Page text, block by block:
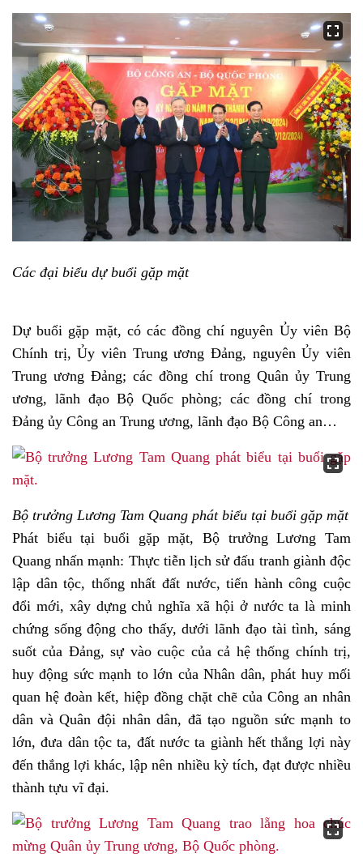
Các đại biểu dự buổi gặp mặt
Dự buổi gặp mặt, có các đồng chí nguyên Ủy viên Bộ
Chính trị, Ủy viên Trung ương Đảng, nguyên Ủy viên
Trung ương Đảng; các đồng chí trong Quân ủy Trung
ương, lãnh đạo Bộ Quốc phòng; các đồng chí trong
Đảng ủy Công an Trung ương, lãnh đạo Bộ Công an…
Bộ trưởng Lương Tam Quang phát biểu tại buổi gặp mặt
Phát biểu tại buổi gặp mặt, Bộ trưởng Lương Tam
Quang nhấn mạnh: Thực tiễn lịch sử đấu tranh giành độc
lập dân tộc, thống nhất đất nước, tiến hành công cuộc
đổi mới, xây dựng chủ nghĩa xã hội ở nước ta là minh
chứng sống động cho thấy, dưới lãnh đạo tài tình, sáng
suốt của Đảng, sự vào cuộc của cả hệ thống chính trị,
huy động sức mạnh to lớn của Nhân dân, phát huy mối
quan hệ đoàn kết, hiệp đồng chặt chẽ của Công an nhân
dân và Quân đội nhân dân, đã tạo nguồn sức mạnh to
lớn, đưa dân tộc ta, đất nước ta giành hết thắng lợi này
đến thắng lợi khác, lập nên nhiều kỳ tích, đạt được nhiều
thành tựu vĩ đại.